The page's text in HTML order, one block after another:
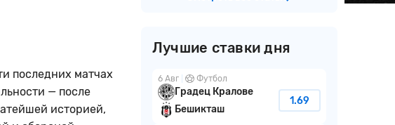
последних матчах
— после
историей,
Лучшие ставки дня
6 Авг Футбол
Градец Кралове
Бешикташ
1.69